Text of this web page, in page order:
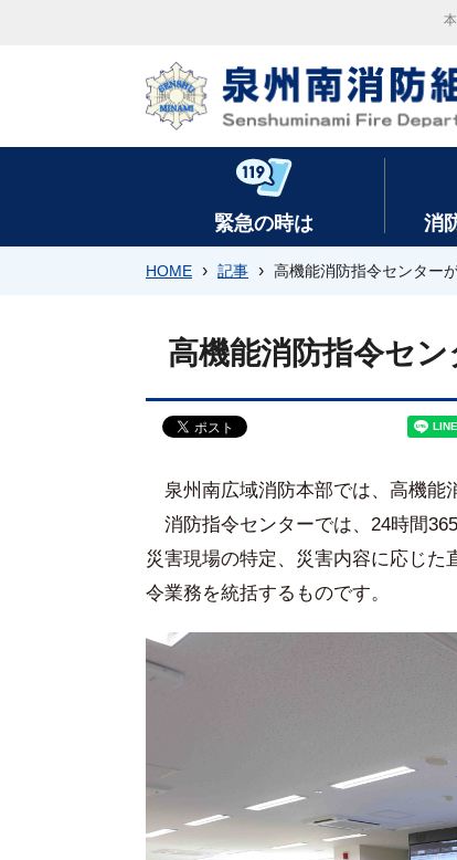
緊急の時は 消
HOME › 記事 › 高機能消防指令センター
高機能消防指令セ
泉州南広域消防本部では、高機能
消防指令センターでは、24時間
災害現場の特定、災害内容に応じた
令業務を統括するものです。